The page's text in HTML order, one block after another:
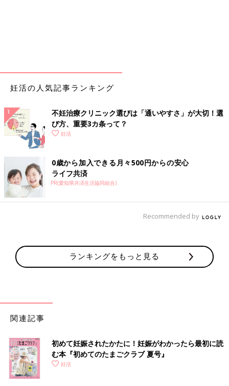
妊活の人気記事ランキング
不妊治療クリニック選びは「通いやすさ」が大切！選
び方、重要3カ条って？
妊活
0歳から加入できる月々500円からの安心
ライフ共済
PR(愛知県共済生活協同組合)
Recommended by
ランキングをもっと見る
関連記事
初めて妊娠されたかたに！妊娠がわかったら最初に読
む本『初めてのたまごクラブ 夏号』
妊活